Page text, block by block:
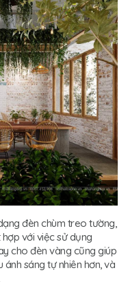
đèn chùm treo tường,
với việc sử dụng
cho đèn vàng cũng giúp
sáng tự nhiên hơn, và